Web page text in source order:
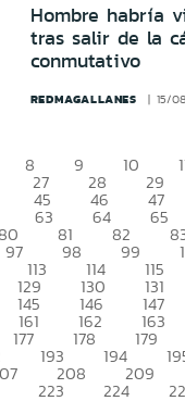
Hombre habría
tras salir de la
conmutativo
REDMAGALLANES 15/
8 9 10
27 28 29
45 46 47
63 64 65
81 82
97 98 99
113 114 115
129 130 131
145 146 147
161 162 163
177 178 179
193 194
208 209
223 224